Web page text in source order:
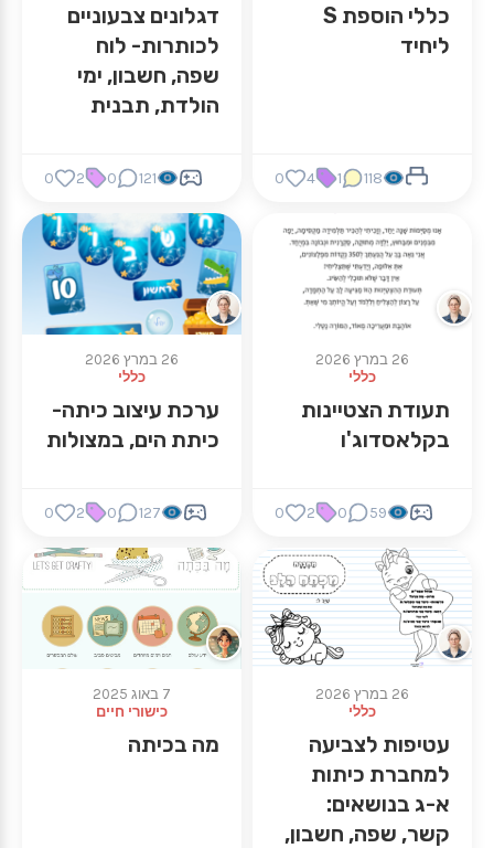
כללי הוספת S
ליחיד
118
1
4
0
דגלונים צבעוניים
לכותרות- לוח
שפה, חשבון, ימי
הולדת, תבנית
121
0
2
0
26 במרץ 2026
כללי
תעודת הצטיינות
בקלאסדוג'ו
59
0
2
0
26 במרץ 2026
כללי
ערכת עיצוב כיתה-
כיתת הים, במצולות
127
0
2
0
26 במרץ 2026
כללי
עטיפות לצביעה
למחברת כיתות
א-ג בנושאים:
קשר, שפה, חשבון,
7 באוג 2025
כישורי חיים
מה בכיתה